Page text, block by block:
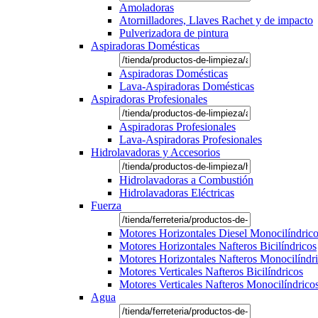
Amoladoras
Atornilladores, Llaves Rachet y de impacto
Pulverizadora de pintura
Aspiradoras Domésticas
Aspiradoras Domésticas
Lava-Aspiradoras Domésticas
Aspiradoras Profesionales
Aspiradoras Profesionales
Lava-Aspiradoras Profesionales
Hidrolavadoras y Accesorios
Hidrolavadoras a Combustión
Hidrolavadoras Eléctricas
Fuerza
Motores Horizontales Diesel
Motores Horizontales Nafteros Bicilíndricos
Motores Horizontales Nafteros
Motores Verticales Nafteros Bicilíndricos
Motores Verticales Nafteros
Agua